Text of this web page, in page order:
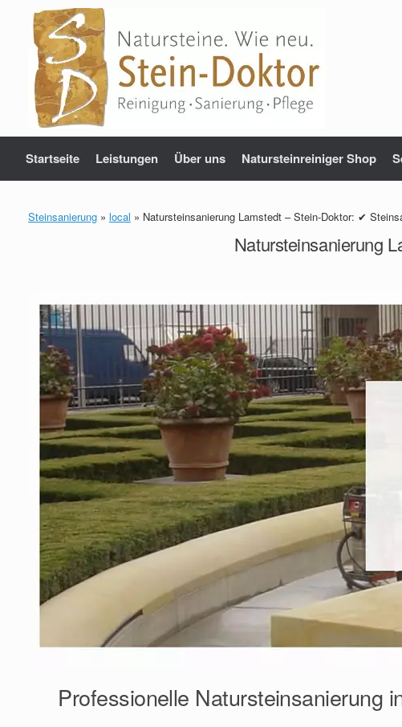
springen
Startseite Leistungen Über uns Natursteinreiniger Shop
Steinsanierung » local » Natursteinsanierung Lamstedt – Stein-Doktor: ✔
Natursteinsanierung
Professionelle Natursteinsanierung